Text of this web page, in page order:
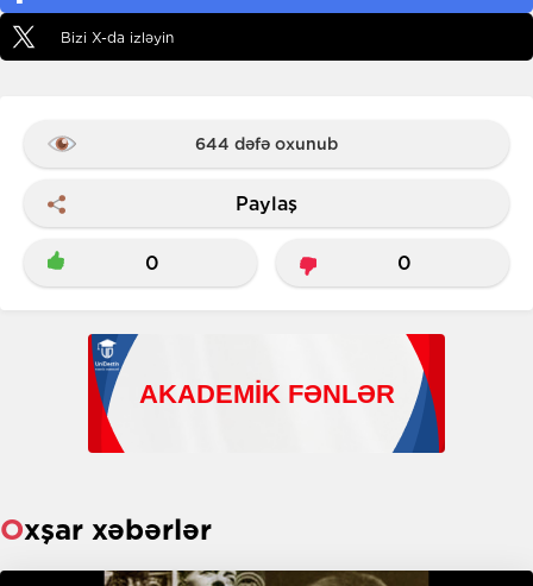
Bizi X-da izləyin
644 dəfə oxunub
Paylaş
0 0
Oxşar xəbərlər